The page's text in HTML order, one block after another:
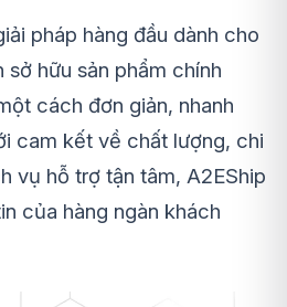
pháp hàng đầu dành cho
sở hữu sản phẩm chính
cách đơn giản, nhanh
cam kết về chất lượng, chi
vụ hỗ trợ tận tâm, A2EShip
của hàng ngàn khách